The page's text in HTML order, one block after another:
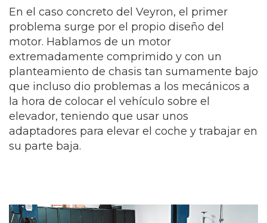
En el caso concreto del Veyron, el primer
problema surge por el propio diseño del
motor. Hablamos de un motor
extremadamente comprimido y con un
planteamiento de chasis tan sumamente bajo
que incluso dio problemas a los mecánicos a
la hora de colocar el vehículo sobre el
elevador, teniendo que usar unos
adaptadores para elevar el coche y trabajar en
su parte baja.